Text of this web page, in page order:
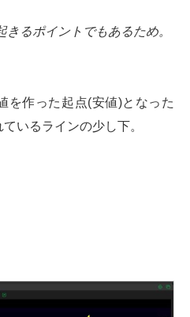
るポイントでもあるため。
を作った起点(安値)となった
いるラインの少し下。